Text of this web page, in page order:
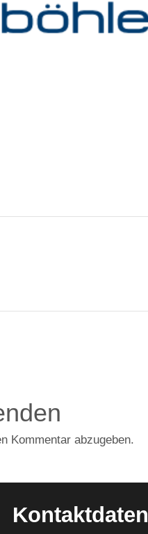
Kommentar abzugeben.
Kontaktdaten